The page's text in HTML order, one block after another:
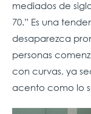
mediados de
70.” Es una
desaparezca
personas
con curvas, ya
acento como lo